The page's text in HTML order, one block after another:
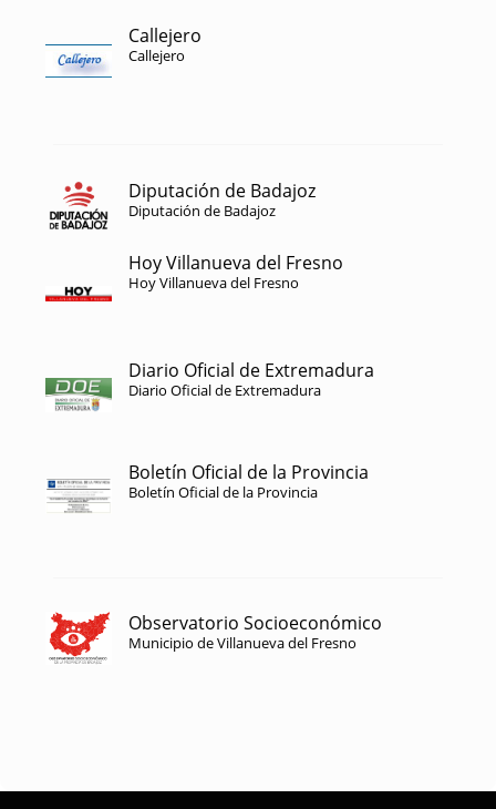
Callejero
Callejero
Diputación de Badajoz
Diputación de Badajoz
Hoy Villanueva del Fresno
Hoy Villanueva del Fresno
Diario Oficial de Extremadura
Diario Oficial de Extremadura
Boletín Oficial de la Provincia
Boletín Oficial de la Provincia
Observatorio Socioeconómico
Municipio de Villanueva del Fresno